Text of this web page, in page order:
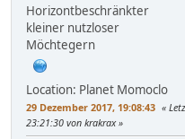
Horizontbeschränkter
kleiner nutzloser
Möchtegern
Location: Planet Momoclo
29 Dezember 2017, 19:08:43
23:21:30 von krakrax